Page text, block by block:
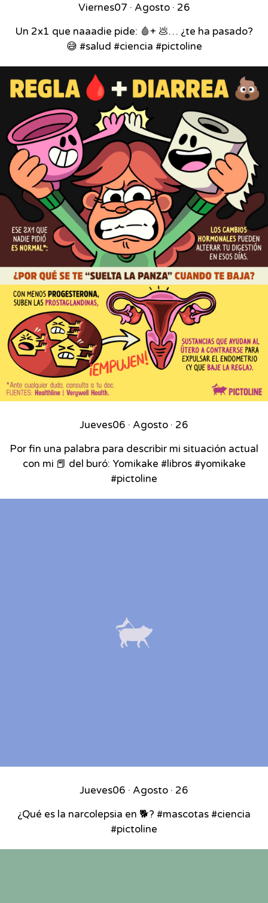
Viernes07 · Agosto · 26
Un 2x1 que naaadie pide: 🩸+ 💩… ¿te ha pasado?
😅 #salud #ciencia #pictoline
Jueves06 · Agosto · 26
Por fin una palabra para describir mi situación actual
con mi 📕 del buró: Yomikake #libros #yomikake
#pictoline
Jueves06 · Agosto · 26
¿Qué es la narcolepsia en 🐕? #mascotas #ciencia
#pictoline